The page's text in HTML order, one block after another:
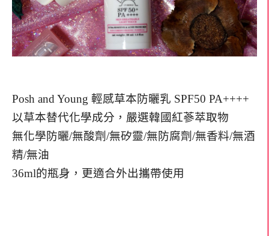
Posh and Young 輕感草本防曬乳 SPF50 PA++++
以草本替代化學成分，嚴選韓國紅蔘萃取物
無化學防曬/無酸劑/無矽靈/無防腐劑/無香料/無酒
精/無油
36ml的瓶身，更適合外出攜帶使用